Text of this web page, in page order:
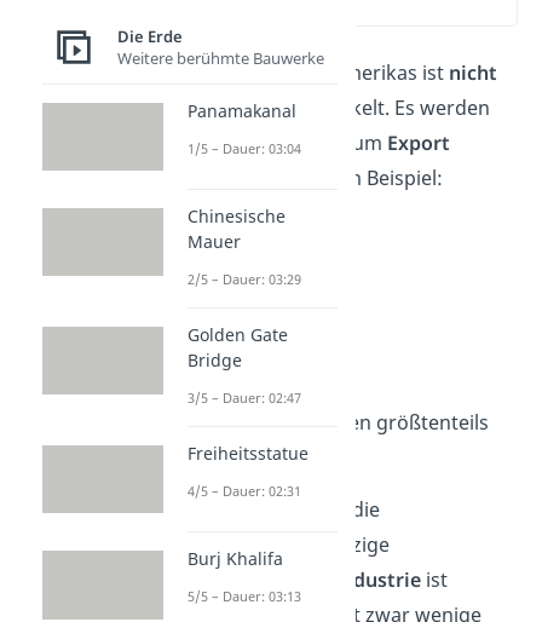
Die Wirtschaft Mittelamerikas ist nicht
besondersweit entwickelt. Es werden
hauptsächlich Waren zum Export
gefertigt, darunter zum Beispiel:
Kaffee
Tabak
und Baumwolle
decken größtenteils
Reis, Mais und Bohnen.
Für viele Menschen ist die
Landwirtschaft
die einzige
Industrie ist
unterentwickelt. Es gibt zwar wenige
Die Erde
Weitere berühmte Bauwerke
Panamakanal
1/5 – Dauer: 03:04
Chinesische
Mauer
2/5 – Dauer: 03:29
Golden Gate
Bridge
3/5 – Dauer: 02:47
Freiheitsstatue
4/5 – Dauer: 02:31
Burj Khalifa
5/5 – Dauer: 03:13